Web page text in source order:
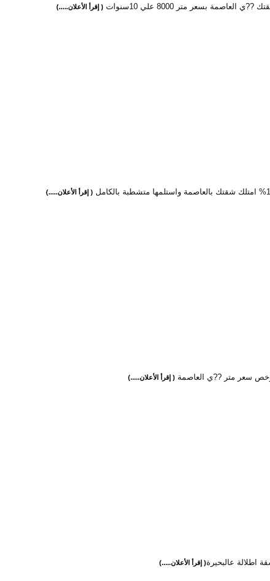
العاصمة بسعر متر 8000 علي 10سنوات ( إقرأ الأعلان.....)
( إقرأ الأعلان.....)
سعر متر ??ي العاصمة ( إقرأ الأعلان.....)
اطلالة عالبحيرة( إقرأ الأعلان.....)